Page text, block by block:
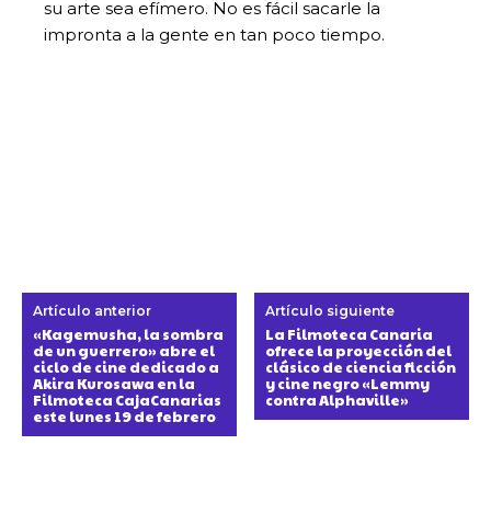
su arte sea efímero. No es fácil sacarle la
impronta a la gente en tan poco tiempo.
Artículo anterior
«Kagemusha, la sombra
de un guerrero» abre el
ciclo de cine dedicado a
Akira Kurosawa en la
Filmoteca CajaCanarias
este lunes 19 de febrero
Artículo siguiente
La Filmoteca Canaria
ofrece la proyección del
clásico de ciencia ficción
y cine negro «Lemmy
contra Alphaville»